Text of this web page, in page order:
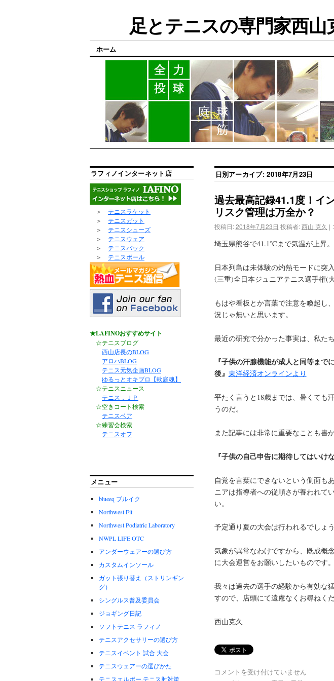
足とテニスの専門家西
ホーム
日別アーカイブ:2018年7月23日
過去最高記録41.1度！イ
リスク管理は万全か？
投稿日: 2018年7月23日 投稿者: 西山 克久 |
埼玉県熊谷で41.1℃まで気温が上昇
日本列島は未体験の灼熱モードに突
(三重)全日本ジュニアテニス選手権(
もはや看板とか言葉で注意を喚起し
況じゃ無いと思います。
最近の研究で分かった事実は、私た
『子供の汗腺機能が成人と同等まで
後』 東洋経済オンラインより
平たく言うと18歳までは、暑くても
うのだ。
また記事には非常に重要なことも書か
『子供の自己申告に期待してはいけ
自覚を言葉にできないという側面も
ニアは指導者への従順さが養われて
い。
予定通り夏の大会は行われるでしょう
気象が異常なわけですから、既成概
に大会運営をお願いしたいものです。
我々は過去の選手の経験から有効な
すので、店頭にて遠慮なくお尋ねくだ
西山克久
コメントを受け付けていません
ラフィノインターネット店
＞ テニスラケット
＞ テニスガット
＞ テニスシューズ
＞ テニスウェア
＞ テニスバック
＞ テニスボール
★LAFINOおすすめサイト
☆テニスブログ
西山店長のBLOG
アロハBLOG
テニス元気企画BLOG
ゆるっとオキブロ【軟庭魂】
☆テニスニュース
テニス．ＪＰ
☆空きコート検索
テニスベア
☆練習会検索
テニスオフ
メニュー
blueeq ブルイク
Northwest Fit
Northwest Podiatric Laboratory
NWPL LIFE OTC
アンダーウェアーの選び方
カスタムインソール
ガット張り替え（ストリンギン
グ）
シングルス普及委員会
ジョギング日記
ソフトテニス ラフィノ
テニスアクセサリーの選び方
テニスイベント 試合 大会
テニスウェアーの選びかた
テニスエルボー.テニス肘対策